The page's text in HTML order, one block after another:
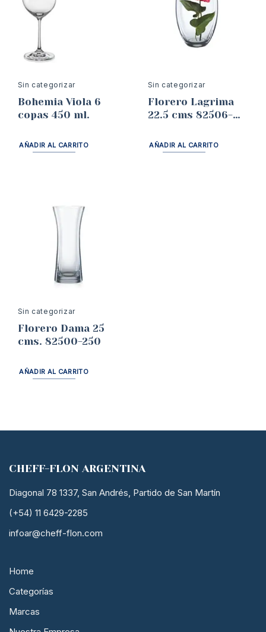
Sin categorizar
Bohemia Viola 6
copas 450 ml.
AÑADIR AL CARRITO
Sin categorizar
Florero Lagrima
22.5 cms 82506-
AÑADIR AL CARRITO
Sin categorizar
Florero Dama 25
cms. 82500-250
AÑADIR AL CARRITO
CHEFF-FLON ARGENTINA
Diagonal 78 1337, San Andrés, Partido de San Martín
(+54) 11 6429-2285
infoar@cheff-flon.com
Home
Categorías
Marcas